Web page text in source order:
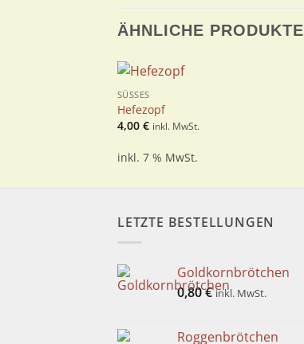
ÄHNLICHE PRODUKTE
SÜSSES
Hefezopf
4,00 € inkl. MwSt.
inkl. 7 % MwSt.
LETZTE BESTELLUNGEN
Goldkornbrötchen
0,80€ inkl. MwSt.
Roggenbrötchen